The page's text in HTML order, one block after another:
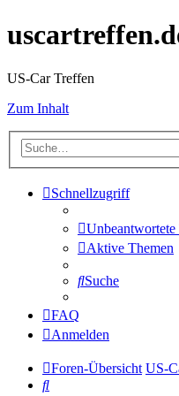
US-Car Treffen
Zum Inhalt
Schnellzugriff
Unbeantwortete
Aktive Themen
Suche
FAQ
Anmelden
Foren-Übersicht US-
Suche